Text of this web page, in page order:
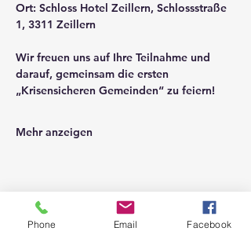
Ort: Schloss Hotel Zeillern, Schlossstraße
1, 3311 Zeillern
Wir freuen uns auf Ihre Teilnahme und
darauf, gemeinsam die ersten
„Krisensicheren Gemeinden“ zu feiern!
Mehr anzeigen
Phone Email Facebook